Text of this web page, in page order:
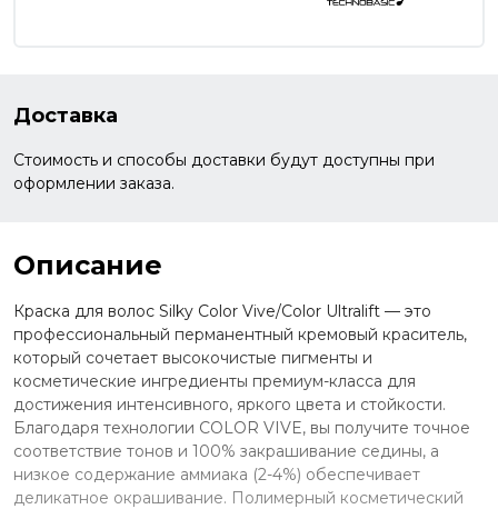
Доставка
Стоимость и способы доставки будут доступны при
оформлении заказа.
Описание
Краска для волос Silky Color Vive/Color Ultralift — это
профессиональный перманентный кремовый краситель,
который сочетает высокочистые пигменты и
косметические ингредиенты премиум-класса для
достижения интенсивного, яркого цвета и стойкости.
Благодаря технологии COLOR VIVE, вы получите точное
соответствие тонов и 100% закрашивание седины, а
низкое содержание аммиака (2-4%) обеспечивает
деликатное окрашивание. Полимерный косметический